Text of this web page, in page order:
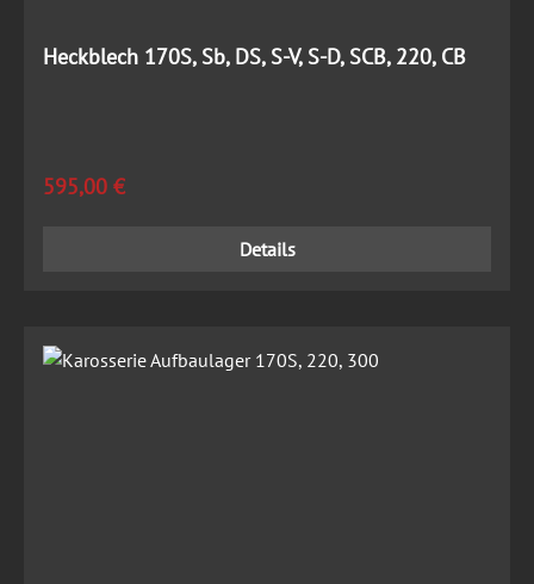
Heckblech 170S, Sb, DS, S-V, S-D, SCB, 220, CB
Regulärer Preis:
595,00 €
Details